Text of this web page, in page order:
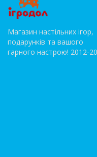
Магазин настільних ігор,
подарунків та вашого
гарного настрою! 2012-